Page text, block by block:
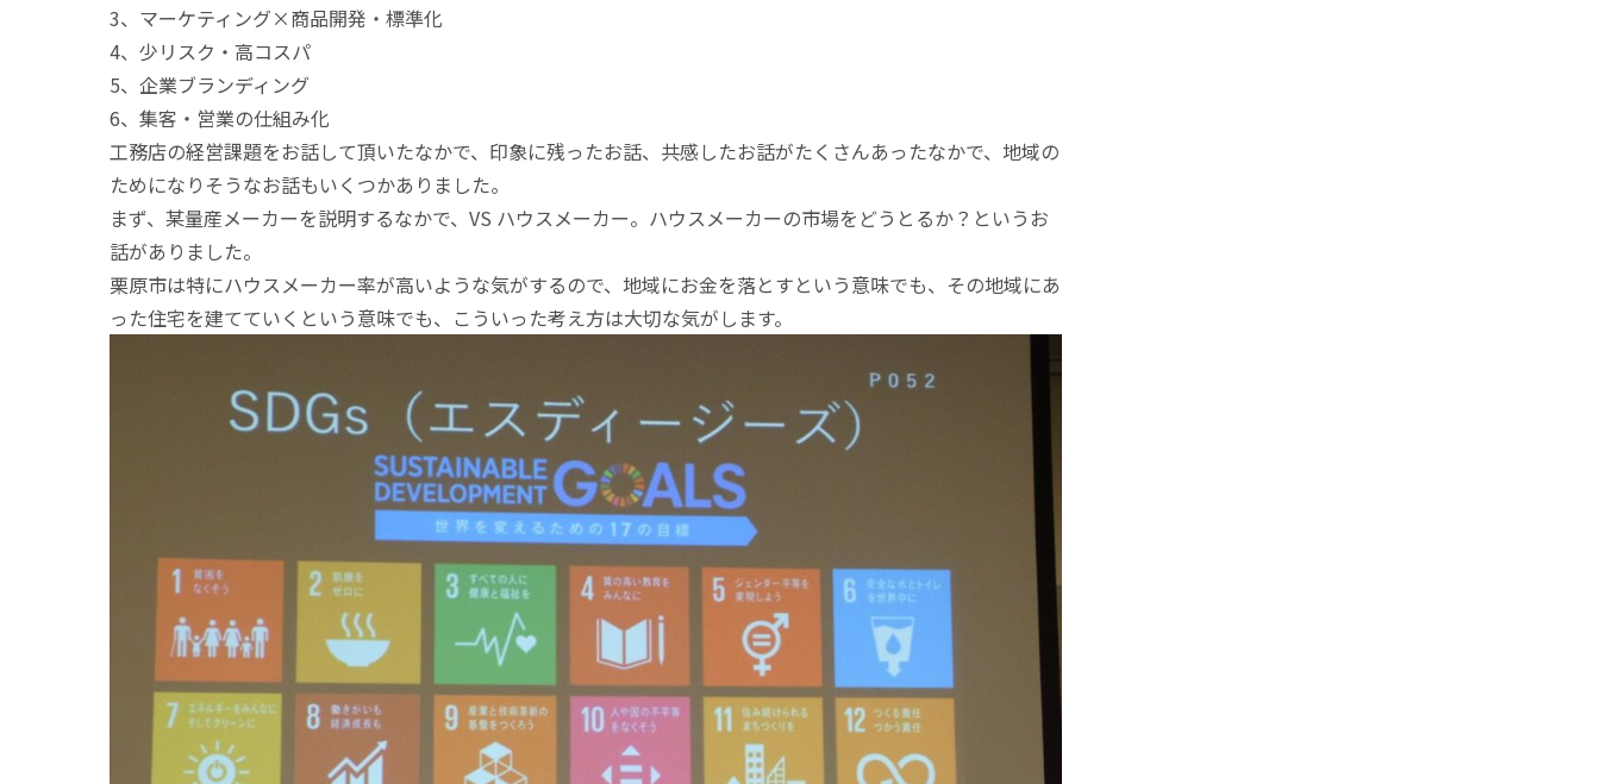
3、マーケティング×商品開発・標準化
4、少リスク・高コスパ
5、企業ブランディング
6、集客・営業の仕組み化
工務店の経営課題をお話して頂いたなかで、印象に残ったお話、共感したお話がたくさんあったなかで、地域の
ためになりそうなお話もいくつかありました。
まず、某量産メーカーを説明するなかで、VS ハウスメーカー。ハウスメーカーの市場をどうとるか？というお
話がありました。
栗原市は特にハウスメーカー率が高いような気がするので、地域にお金を落とすという意味でも、その地域にあ
った住宅を建てていくという意味でも、こういった考え方は大切な気がします。